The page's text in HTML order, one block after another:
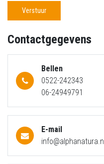
Verstuur
Contactgegevens
Bellen
0522-242343
06-24949791
E-mail
info@alphanatura.nl